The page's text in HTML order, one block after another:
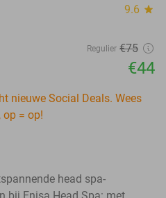
9.6 star
Regulier €75
€44
nieuwe Social Deals. Wees
op = op!
head spa-